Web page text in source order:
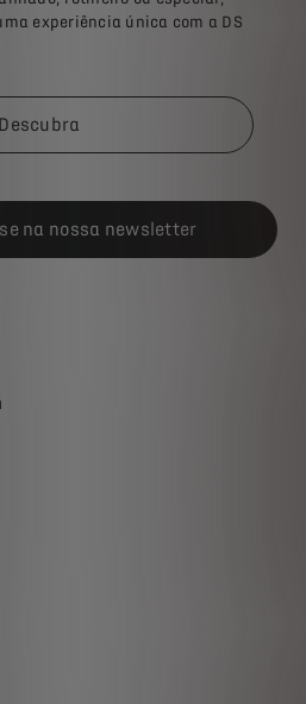
experiência única com a DS
Descubra
na nossa newsletter